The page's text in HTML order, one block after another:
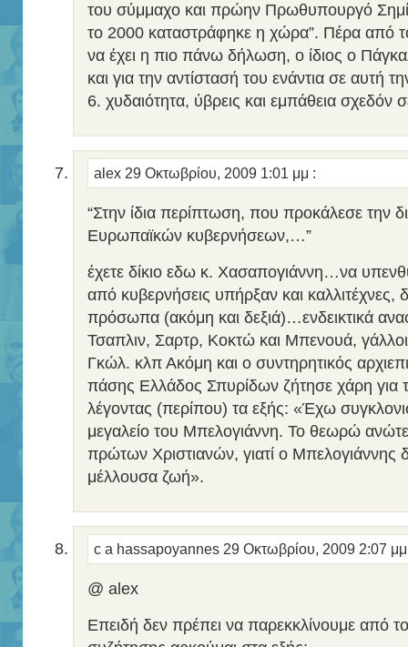
του σύμμαχο και πρώην Πρωθυπουργό
το 2000 καταστράφηκε η χώρα”. Πέρα από
να έχει η πιο πάνω δήλωση, ο ίδιος ο
και για την αντίστασή του ενάντια σε αυτή
6. χυδαιότητα, ύβρεις και εμπάθεια σχεδόν
alex 29 Οκτωβρίου, 2009 1:01 μμ :
“Στην ίδια περίπτωση, που προκάλεσε την
Ευρωπαϊκών κυβερνήσεων,…”
έχετε δίκιο εδω κ. Χασαπογιάννη…να
από κυβερνήσεις υπήρξαν και καλλιτέχνες,
πρόσωπα (ακόμη και δεξιά)…ενδεικτικά
Τσαπλιν, Σαρτρ, Κοκτώ και Μπενουά,
Γκώλ. κλπ Ακόμη και ο συντηρητικός
πάσης Ελλάδος Σπυρίδων ζήτησε χάρη για
λέγοντας (περίπου) τα εξής: «Έχω
μεγαλείο του Μπελογιάννη. Το θεωρώ
πρώτων Χριστιανών, γιατί ο Μπελογιάννης
μέλλουσα ζωή».
c a hassapoyannes 29 Οκτωβρίου, 2009 2:07
@ alex
Επειδή δεν πρέπει να παρεκκλίνουμε από